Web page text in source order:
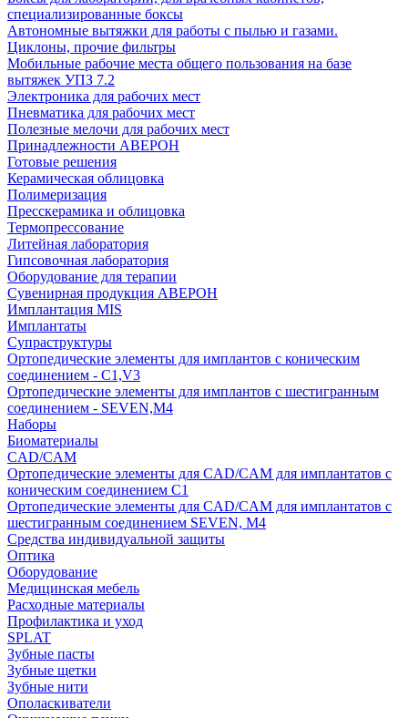
специализированные боксы
Автономные вытяжки для работы с пылью и газами.
Циклоны, прочие фильтры
Мобильные рабочие места общего пользования на базе
вытяжек УПЗ 7.2
Электроника для рабочих мест
Пневматика для рабочих мест
Полезные мелочи для рабочих мест
Принадлежности АВЕРОН
Готовые решения
Керамическая облицовка
Полимеризация
Пресскерамика и облицовка
Термопрессование
Литейная лаборатория
Гипсовочная лаборатория
Оборудование для терапии
Сувенирная продукция АВЕРОН
Имплантация MIS
Имплантаты
Супраструктуры
Ортопедические элементы для имплантов с коническим
соединением - C1,V3
Ортопедические элементы для имплантов с шестигранным
соединением - SEVEN,M4
Наборы
Биоматериалы
CAD/CAM
Ортопедические элементы для CAD/CAM для имплантатов с
коническим соединением С1
Ортопедические элементы для CAD/CAM для имплантатов с
шестигранным соединением SEVEN, М4
Средства индивидуальной защиты
Оптика
Оборудование
Медицинская мебель
Расходные материалы
Профилактика и уход
SPLAT
Зубные пасты
Зубные щетки
Зубные нити
Ополаскиватели